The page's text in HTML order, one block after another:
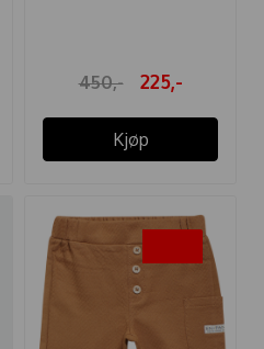
450,- 225,-
Kjøp